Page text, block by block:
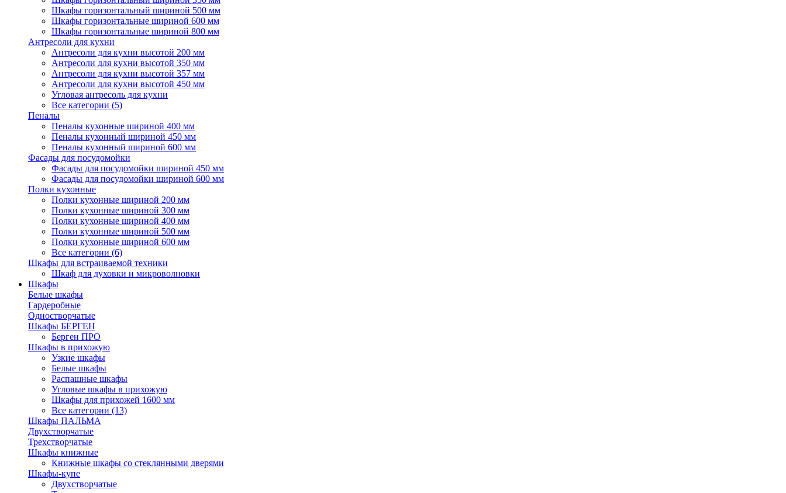
Шкафы горизонтальный шириной 500 мм
Шкафы горизонтальные шириной 600 мм
Шкафы горизонтальные шириной 800 мм
Антресоли для кухни
Антресоли для кухни высотой 200 мм
Антресоли для кухни высотой 350 мм
Антресоли для кухни высотой 357 мм
Антресоли для кухни высотой 450 мм
Угловая антресоль для кухни
Все категории (5)
Пеналы
Пеналы кухонные шириной 400 мм
Пеналы кухонный шириной 450 мм
Пеналы кухонный шириной 600 мм
Фасады для посудомойки
Фасады для посудомойки шириной 450 мм
Фасады для посудомойки шириной 600 мм
Полки кухонные
Полки кухонные шириной 200 мм
Полки кухонные шириной 300 мм
Полки кухонные шириной 400 мм
Полки кухонные шириной 500 мм
Полки кухонные шириной 600 мм
Все категории (6)
Шкафы для встраиваемой техники
Шкаф для духовки и микроволновки
Шкафы
Белые шкафы
Гардеробные
Одностворчатые
Шкафы БЕРГЕН
Берген ПРО
Шкафы в прихожую
Узкие шкафы
Белые шкафы
Распашные шкафы
Угловые шкафы в прихожую
Шкафы для прихожей 1600 мм
Все категории (13)
Шкафы ПАЛЬМА
Двухстворчатые
Трехстворчатые
Шкафы книжные
Книжные шкафы со стеклянными дверями
Шкафы-купе
Двухстворчатые